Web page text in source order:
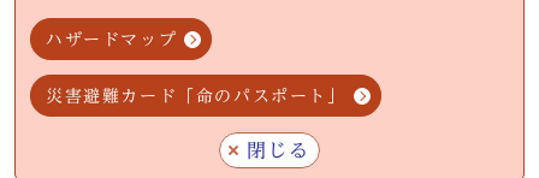
ハザードマップ
災害避難カード「命のパスポート」
閉じる